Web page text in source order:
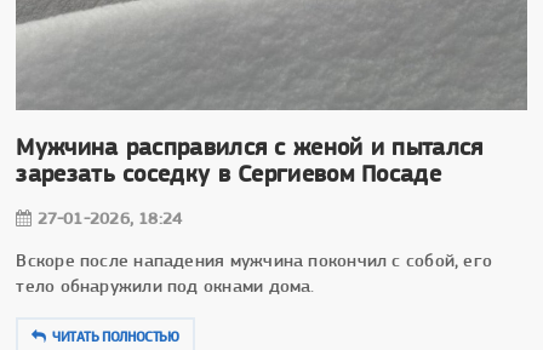
Мужчина расправился с женой и пытался
зарезать соседку в Сергиевом Посаде
27-01-2026, 18:24
Вскоре после нападения мужчина покончил с собой, его
тело обнаружили под окнами дома.
ЧИТАТЬ ПОЛНОСТЬЮ